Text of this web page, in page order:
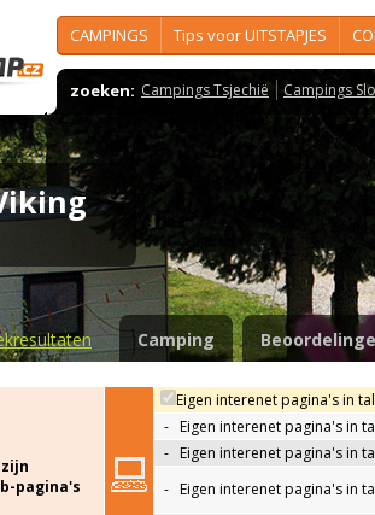
CAMPINGS Tips voor UITSTAPJES
zoeken: Campings Tsjechië Campings
Camping
pagina's
Eigen interenet pagina's in
- Eigen interenet pagina's in
- Eigen interenet pagina's in
- Eigen interenet pagina's in